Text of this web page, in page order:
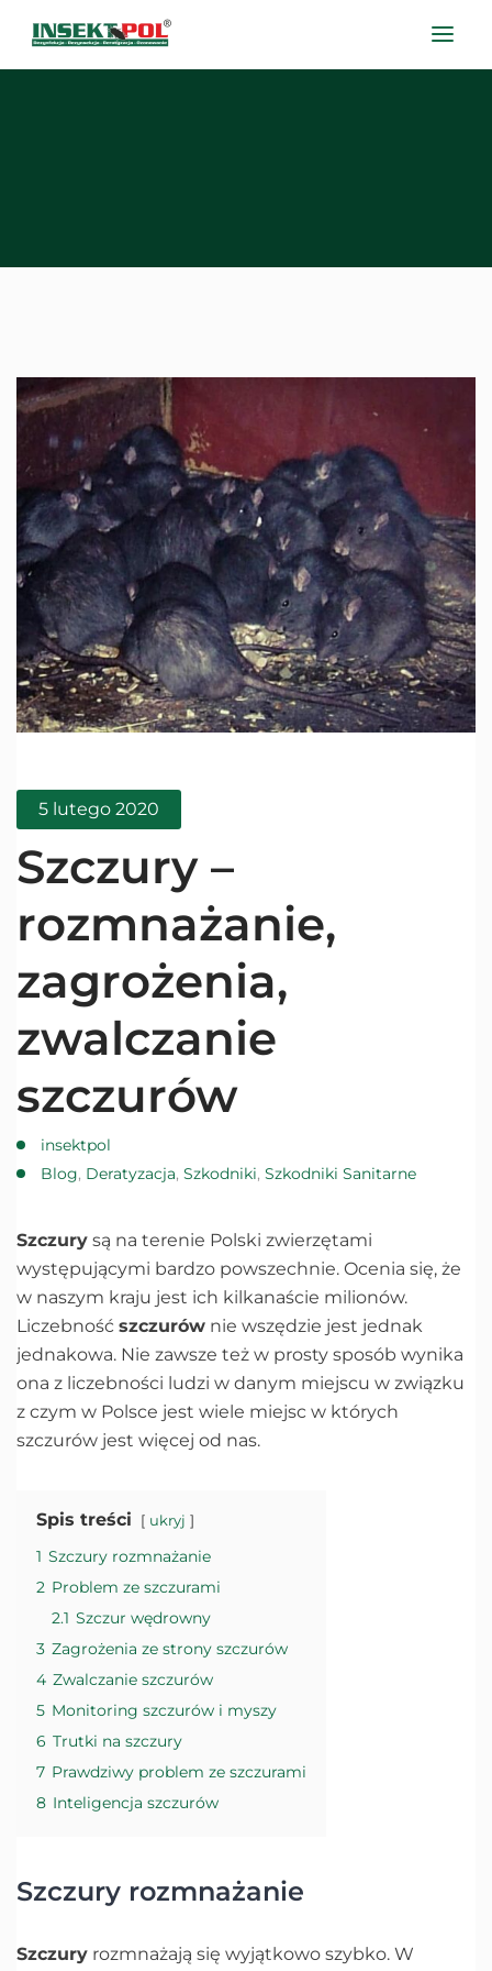
5 lutego 2020
Szczury –
rozmnażanie,
zagrożenia,
zwalczanie
szczurów
insektpol
Blog, Deratyzacja, Szkodniki, Szkodniki Sanitarne
Szczury są na terenie Polski zwierzętami
występującymi bardzo powszechnie. Ocenia się, że
w naszym kraju jest ich kilkanaście milionów.
Liczebność szczurów nie wszędzie jest jednak
jednakowa. Nie zawsze też w prosty sposób wynika
ona z liczebności ludzi w danym miejscu w związku
z czym w Polsce jest wiele miejsc w których
szczurów jest więcej od nas.
Spis treści ukryj
1 Szczury rozmnażanie
2 Problem ze szczurami
2.1 Szczur wędrowny
3 Zagrożenia ze strony szczurów
4 Zwalczanie szczurów
5 Monitoring szczurów i myszy
6 Trutki na szczury
7 Prawdziwy problem ze szczurami
8 Inteligencja szczurów
Szczury rozmnażanie
Szczury rozmnażają się wyjątkowo szybko. W